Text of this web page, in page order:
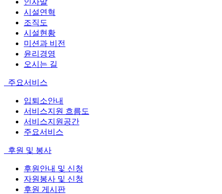
시설연혁
조직도
시설현황
미션과 비전
윤리경영
오시는 길
주요서비스
입퇴소안내
서비스지원 흐름도
서비스지원공간
주요서비스
후원 및 봉사
후원안내 및 신청
자원봉사 및 신청
후원 게시판